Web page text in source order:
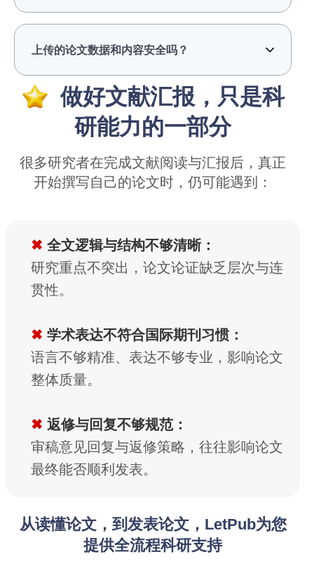
上传的论文数据和内容安全吗？
做好文献汇报，只是科
研能力的一部分
很多研究者在完成文献阅读与汇报后，真正
开始撰写自己的论文时，仍可能遇到：
✖ 全文逻辑与结构不够清晰：
研究重点不突出，论文论证缺乏层次与连
贯性。
✖ 学术表达不符合国际期刊习惯：
语言不够精准、表达不够专业，影响论文
整体质量。
✖ 返修与回复不够规范：
审稿意见回复与返修策略，往往影响论文
最终能否顺利发表。
从读懂论文，到发表论文，LetPub为您
提供全流程科研支持